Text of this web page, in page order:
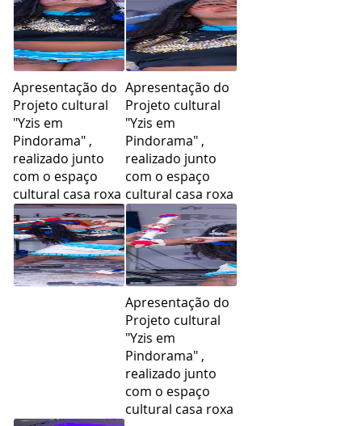
Apresentação do
Projeto cultural
"Yzis em
Pindorama" ,
realizado junto
com o espaço
cultural casa roxa
Apresentação do
Projeto cultural
"Yzis em
Pindorama" ,
realizado junto
com o espaço
cultural casa roxa
Apresentação do
Projeto cultural
"Yzis em
Pindorama" ,
realizado junto
com o espaço
cultural casa roxa